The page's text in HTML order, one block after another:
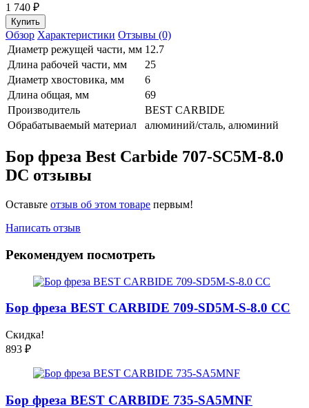
1 740 ₽
Обзор Характеристики Отзывы (0)
Диаметр режущей части, мм 12.7
Длина рабочей части, мм
25
Диаметр хвостовика, мм
6
Длина общая, мм
69
Производитель
BEST CARBIDE
Обрабатываемый материал
алюминий/сталь, алюминий
Бор фреза Best Carbide 707-SC5M-8.0
DC отзывы
Оставьте отзыв об этом товаре первым!
Написать отзыв
Рекомендуем посмотреть
Бор фреза BEST CARBIDE 709-SD5M-S-8.0 CC
Скидка!
893 ₽
Бор фреза BEST CARBIDE 735-SA5MNF